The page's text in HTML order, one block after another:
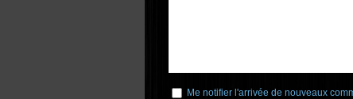
Me notifier l'arrivée de nouveaux